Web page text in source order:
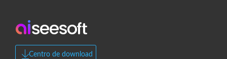
Centro de download